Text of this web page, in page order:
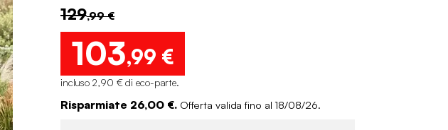
129,99 €
103,99 €
incluso 2,90 € di eco-parte.
Risparmiate 26,00 €. Offerta valida fino al 18/08/26.